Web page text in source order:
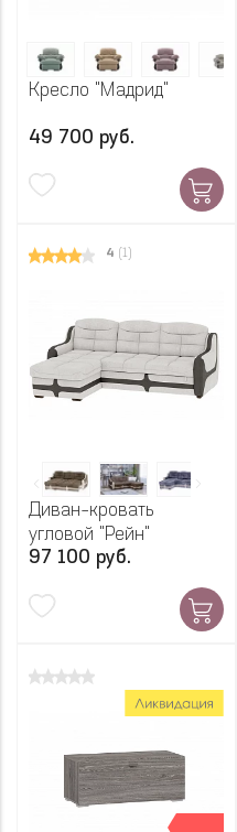
Кресло "Мадрид"
49 700 руб.
4 (1)
Диван-кровать
угловой "Рейн"
97 100 руб.